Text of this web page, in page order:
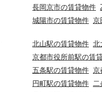
長岡京市の賃貸物件
城陽市の賃貸物件 京
北山駅の賃貸物件 北
京都市役所前駅の賃
五条駅の賃貸物件 京
円町駅の賃貸物件